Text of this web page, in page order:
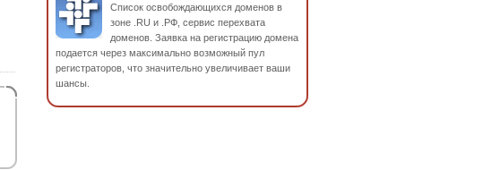
Список освобождающихся доменов в
зоне .RU и .РФ, сервис перехвата
доменов. Заявка на регистрацию домена
подается через максимально возможный пул
регистраторов, что значительно увеличивает ваши
шансы.